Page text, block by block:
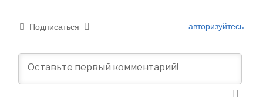
Подписаться авторизуйтесь